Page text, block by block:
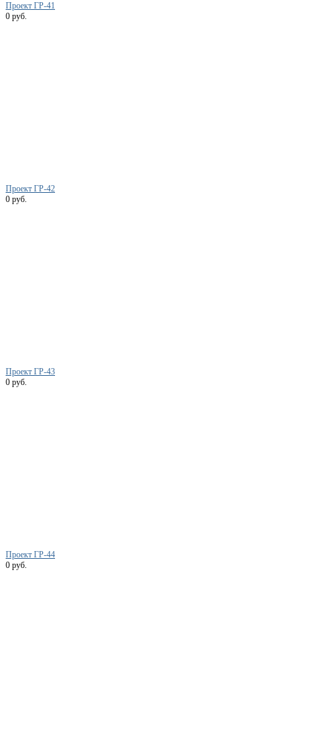
Проект ГР-41
0 руб.
Проект ГР-42
0 руб.
Проект ГР-43
0 руб.
Проект ГР-44
0 руб.